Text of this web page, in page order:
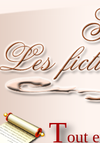
Tout